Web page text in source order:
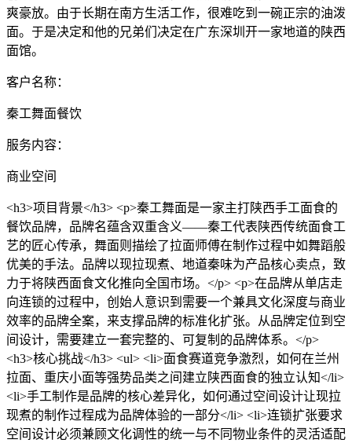
爽豪放。由于长期在南方生活工作，很难吃到一碗正宗的油泼
面。于是决定和他的兄弟们决定在广东深圳开一家地道的陕西
面馆。
客户名称：
秦工舞面餐饮
服务内容：
商业空间
<h3>项目背景</h3> <p>秦工舞面是一家主打陕西手工面食的
餐饮品牌，品牌名蕴含双重含义——秦工代表陕西传统面食工
艺的匠心传承，舞面则描绘了拉面师傅在制作过程中如舞蹈般
优美的手法。品牌以现拉现煮、地道秦味为产品核心卖点，致
力于将陕西面食文化推向全国市场。</p> <p>在品牌从单店走
向连锁的过程中，创始人意识到需要一个兼具文化深度与商业
效率的品牌全案，来支撑品牌的标准化扩张。从品牌定位到空
间设计，需要建立一套完整的、可复制的品牌体系。</p>
<h3>核心挑战</h3> <ul> <li>面食赛道竞争激烈，如何在兰州
拉面、重庆小面等强势品类之间建立陕西面食的独立认知</li>
<li>手工制作是品牌的核心差异化，如何通过空间设计让现拉
现煮的制作过程成为品牌体验的一部分</li> <li>连锁扩张要求
空间设计必须兼顾文化调性的统一与不同物业条件的灵活适配